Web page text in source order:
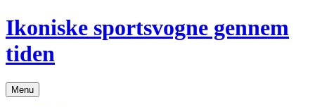
Hop
til
indhold
Ikoniske sportsvogne gennem
tiden
Menu